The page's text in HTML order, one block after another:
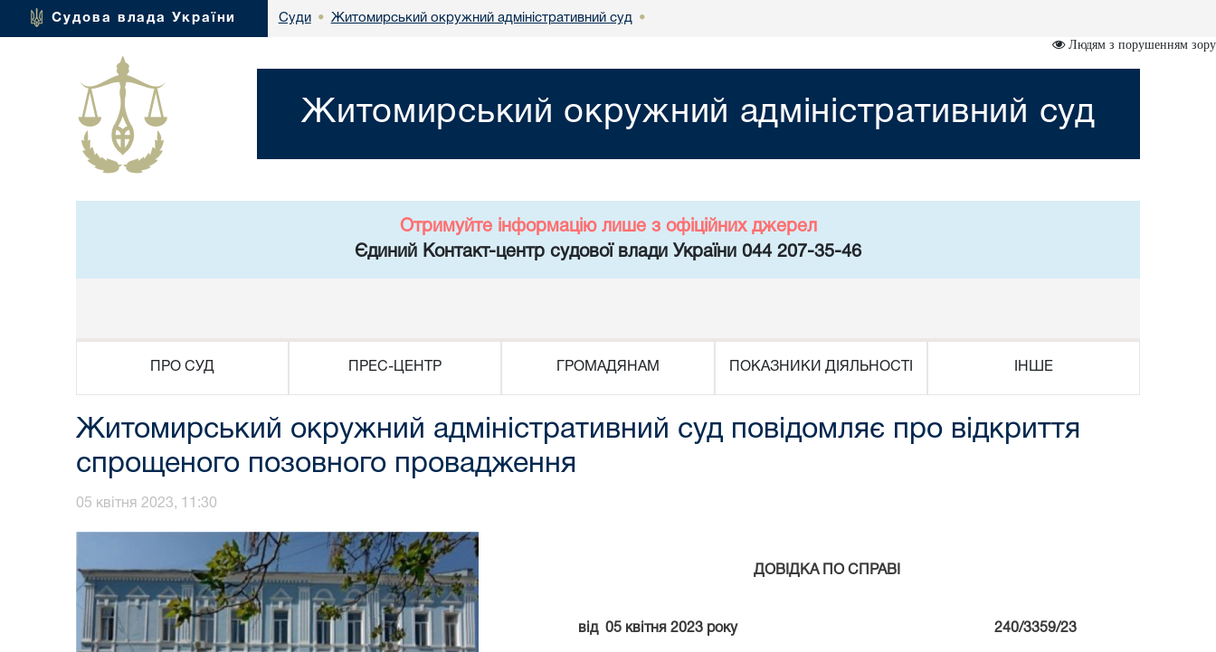
Судова влада України Суди • Житомирський окружний адміністративний суд •
Людям з порушенням зору
Житомирський окружний адміністративний суд
Отримуйте інформацію лише з офіційних джерел
Єдиний Контакт-центр судової влади України 044 207-35-46
ПРО СУД ПРЕС-ЦЕНТР ГРОМАДЯНАМ ПОКАЗНИКИ ДІЯЛЬНОСТІ ІНШЕ
Житомирський окружний адміністративний суд повідомляє про відкриття
спрощеного позовного провадження
05 квітня 2023, 11:30
ДОВІДКА ПО СПРАВІ
від 05 квітня 2023 року 240/3359/23